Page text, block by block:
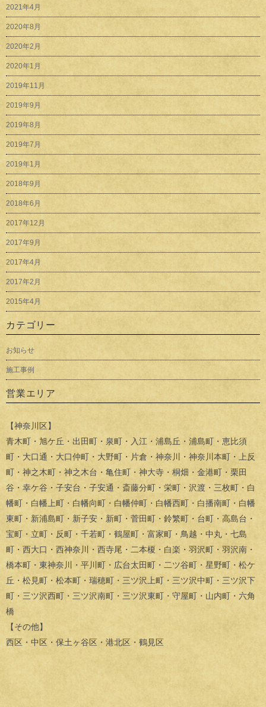
2021年4月
2020年8月
2020年2月
2020年1月
2019年11月
2019年9月
2019年8月
2019年7月
2019年1月
2018年9月
2018年6月
2017年12月
2017年9月
2017年4月
2017年2月
2015年4月
カテゴリー
お知らせ
施工事例
営業エリア
【神奈川区】
青木町・旭ケ丘・出田町・泉町・入江・浦島丘・浦島町・恵比須
町・大口通・大口仲町・大野町・片倉・神奈川・神奈川本町・上反
町・神之木町・神之木台・亀住町・神大寺・桐畑・金港町・栗田
谷・幸ケ谷・子安台・子安通・斎藤分町・栄町・沢渡・三枚町・白
幡町・白幡上町・白幡向町・白幡仲町・白幡西町・白播南町・白幡
東町・新浦島町・新子安・新町・菅田町・鈴繁町・台町・高島台・
宝町・立町・反町・千若町・鶴屋町・富家町・鳥越・中丸・七島
町・西大口・西神奈川・西寺尾・二本榎・白楽・羽沢町・羽沢南・
橋本町・東神奈川・平川町・広台太田町・二ツ谷町・星野町・松ケ
丘・松見町・松本町・瑞穂町・三ツ沢上町・三ツ沢中町・三ツ沢下
町・三ツ沢西町・三ツ沢南町・三ツ沢東町・守屋町・山内町・六角
橋
【その他】
西区・中区・保土ヶ谷区・港北区・鶴見区